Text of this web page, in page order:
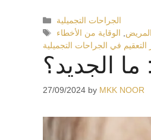
الجراحات التجميلية
المريض, الوقاية من الأخطاء
التعقيم في الجراحات التجميلية
الجديد؟
27/09/2024 by MKK NOOR